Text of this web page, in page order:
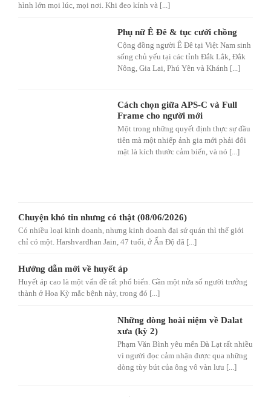
hình lớn mọi lúc, mọi nơi. Khi đeo kính và [...]
Phụ nữ Ê Đê & tục cưới chồng
Cộng đồng người Ê Đê tại Việt Nam sinh
sống chủ yếu tại các tỉnh Đắk Lắk, Đắk
Nông, Gia Lai, Phú Yên và Khánh [...]
Cách chọn giữa APS-C và Full
Frame cho người mới
Một trong những quyết định thực sự đầu
tiên mà một nhiếp ảnh gia mới phải đối
mặt là kích thước cảm biến, và nó [...]
Chuyện khó tin nhưng có thật (08/06/2026)
Có nhiều loại kinh doanh, nhưng kinh doanh đại sứ quán thì thế giới
chỉ có một. Harshvardhan Jain, 47 tuổi, ở Ấn Độ đã [...]
Hướng dẫn mới về huyết áp
Huyết áp cao là một vấn đề rất phổ biến. Gần một nửa số người trưởng
thành ở Hoa Kỳ mắc bệnh này, trong đó [...]
Những dòng hoài niệm về Dalat
xưa (kỳ 2)
Phạm Văn Bình yêu mến Đà Lạt rất nhiều
vì người đọc cảm nhận được qua những
dòng tùy bút của ông vô vàn lưu [...]